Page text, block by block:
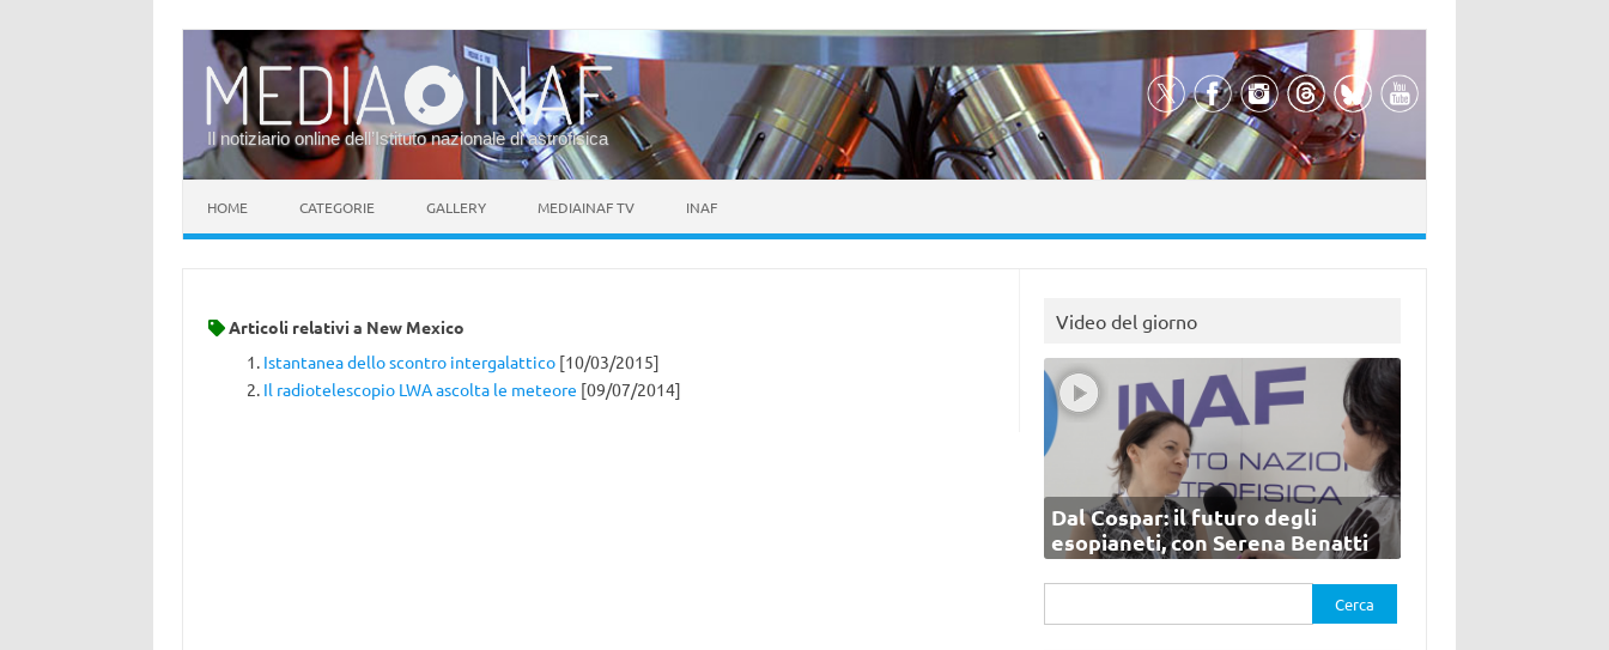
Il notiziario online dell’Istituto nazionale di astrofisica
HOME CATEGORIE GALLERY MEDIAINAF TV INAF
Articoli relativi a New Mexico
Istantanea dello scontro intergalattico[10/03/2015]
Il radiotelescopio LWA ascolta le meteore [09/07/2014]
Video del giorno
Dal Cospar: il futuro degli
esopianeti, con Serena Benatti
per: